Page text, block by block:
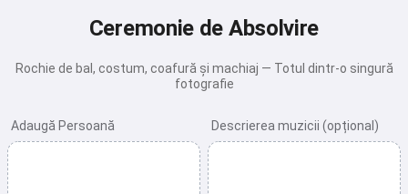
Ceremonie de Absolvire
Rochie de bal, costum, coafură și machiaj — Totul dintr-o singură
fotografie
Adaugă Persoană Descrierea muzicii (opțional)